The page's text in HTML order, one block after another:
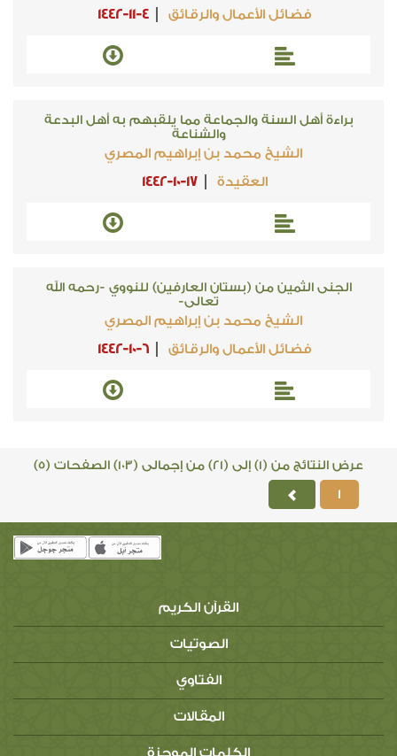
فضائل الأعمال والرقائق
1442-11-4
براءة أهل السنة والجماعة مما يلقبهم به أهل البدعة
والشناعة
الشيخ محمد بن إبراهيم المصري
العقيدة
1442-10-17
الجنى الثمين من (بستان العارفين) للنووي -رحمه الله
تعالى-
الشيخ محمد بن إبراهيم المصري
فضائل الأعمال والرقائق
1442-10-6
عرض النتائج من (1) إلى (21) من إجمالى (103) الصفحات (5)
1
القرآن الكريم
الصوتيات
الفتاوي
المقالات
الكلمات الموجزة